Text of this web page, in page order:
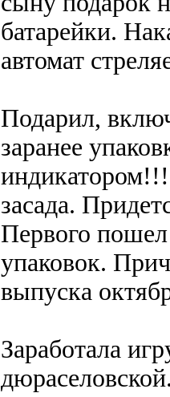
батарейки.
автомат
Подарил,
заранее
засада.
Первого
упаковок.
выпуска
Заработала